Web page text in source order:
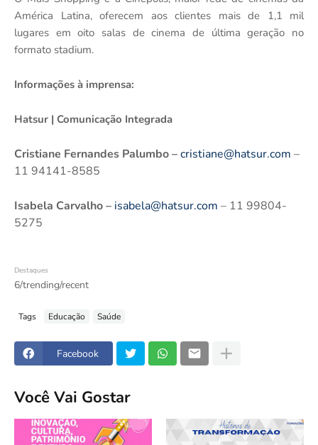
América Latina, oferecem aos clientes mais de 1,1 mil
lugares em oito salas de cinema de última geração no
formato stadium.
Informações à imprensa:
Hatsur | Comunicação Integrada
Cristiane Fernandes Palumbo –cristiane@hatsur.com –
11 94141-8585
Isabela Carvalho – isabela@hatsur.com – 11 99804-
5275
Destaques
6/trending/recent
Tags Educação Saúde
Facebook
Você Vai Gostar